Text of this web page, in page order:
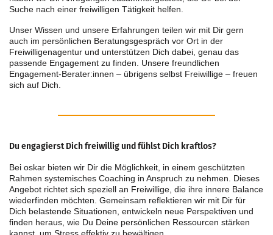
Suche nach einer freiwilligen Tätigkeit helfen.
Unser Wissen und unsere Erfahrungen teilen wir mit Dir gern
auch im persönlichen Beratungsgespräch vor Ort in der
Freiwilligenagentur und unterstützen Dich dabei, genau das
passende Engagement zu finden. Unsere freundlichen
Engagement-Berater:innen – übrigens selbst Freiwillige – freuen
sich auf Dich.
Du engagierst Dich freiwillig und fühlst Dich kraftlos?
Bei oskar bieten wir Dir die Möglichkeit, in einem geschützten
Rahmen systemisches Coaching in Anspruch zu nehmen. Dieses
Angebot richtet sich speziell an Freiwillige, die ihre innere Balance
wiederfinden möchten. Gemeinsam reflektieren wir mit Dir für
Dich belastende Situationen, entwickeln neue Perspektiven und
finden heraus, wie Du Deine persönlichen Ressourcen stärken